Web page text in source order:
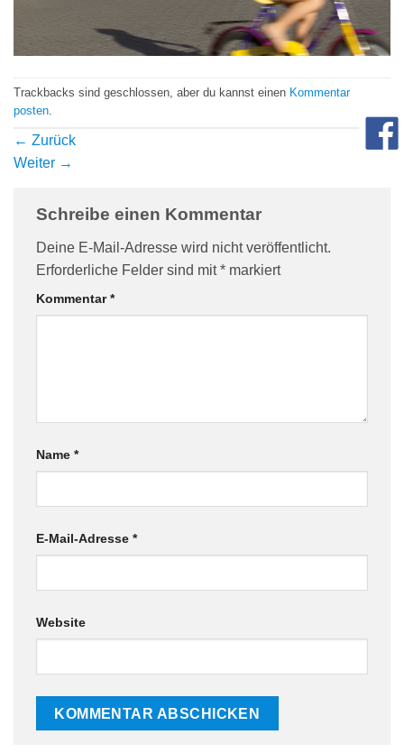
Trackbacks sind geschlossen, aber du kannst einen Kommentar
posten.
← Zurück
Weiter →
Schreibe einen Kommentar
Deine E-Mail-Adresse wird nicht veröffentlicht.
Erforderliche Felder sind mit* markiert
Kommentar*
Name *
E-Mail-Adresse *
Website
da/7396d191548d7bebea1ee96e2c08/